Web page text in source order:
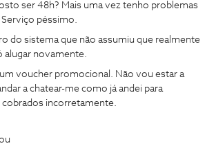
ser 48h? Mais uma vez tenho problemas
péssimo.
do sistema que não assumiu que realmente
alugar novamente.
voucher promocional. Não vou estar a
a chatear-me como já andei para
incorretamente.